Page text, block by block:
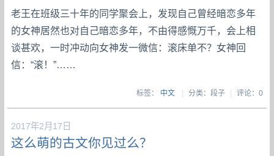
老王在班级三十年的同学聚会上，发现自己曾经暗恋多年
的女神居然也对自己暗恋多年，不由得感慨万千，会上相
谈甚欢，一时冲动向女神发一微信：滚床单不？女神回
信：“滚！”……
标签： 中文 | 分类：段子| 评论：0
2017年2月17日
这么萌的古文你见过么？